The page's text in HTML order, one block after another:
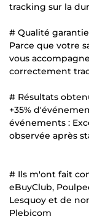
tracking sur la
# Qualité garantie
Parce que votre
vous
correctement
# Résultats
+35%
événements :
observée après
# Ils m'ont fait
eBuyClub,
Lesquoy et de
Plebicom